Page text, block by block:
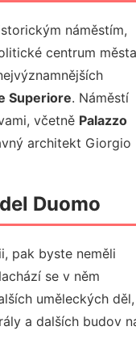
náměstím,
centrum
Superiore. Náměstí
včetně Palazzo
architekt Giorgio
Duomo
pak byste neměli
se v něm
uměleckých děl,
a dalších budov